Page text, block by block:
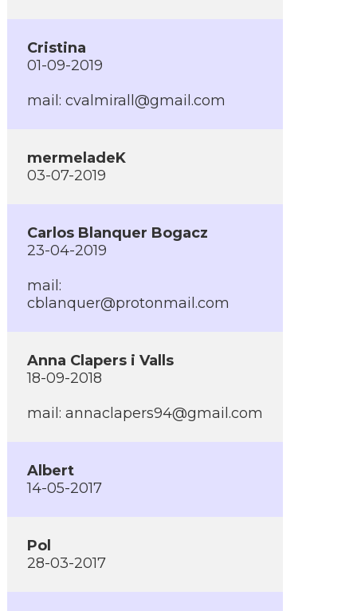
Cristina
01-09-2019
mail: cvalmirall@gmail.com
mermeladeK
03-07-2019
Carlos Blanquer Bogacz
23-04-2019
mail:
cblanquer@protonmail.com
Anna Clapers i Valls
18-09-2018
mail: annaclapers94@gmail.com
Albert
14-05-2017
Pol
28-03-2017